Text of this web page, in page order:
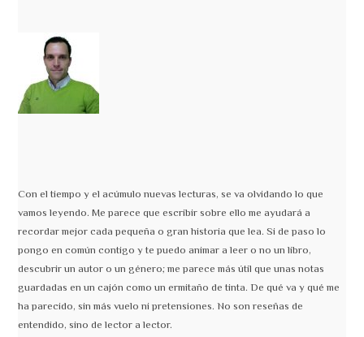
Con el tiempo y el acúmulo nuevas lecturas, se va olvidando lo que
vamos leyendo. Me parece que escribir sobre ello me ayudará a
recordar mejor cada pequeña o gran historia que lea. Si de paso lo
pongo en común contigo y te puedo animar a leer o no un libro,
descubrir un autor o un género; me parece más útil que unas notas
guardadas en un cajón como un ermitaño de tinta. De qué va y qué me
ha parecido, sin más vuelo ni pretensiones. No son reseñas de
entendido, sino de lector a lector.